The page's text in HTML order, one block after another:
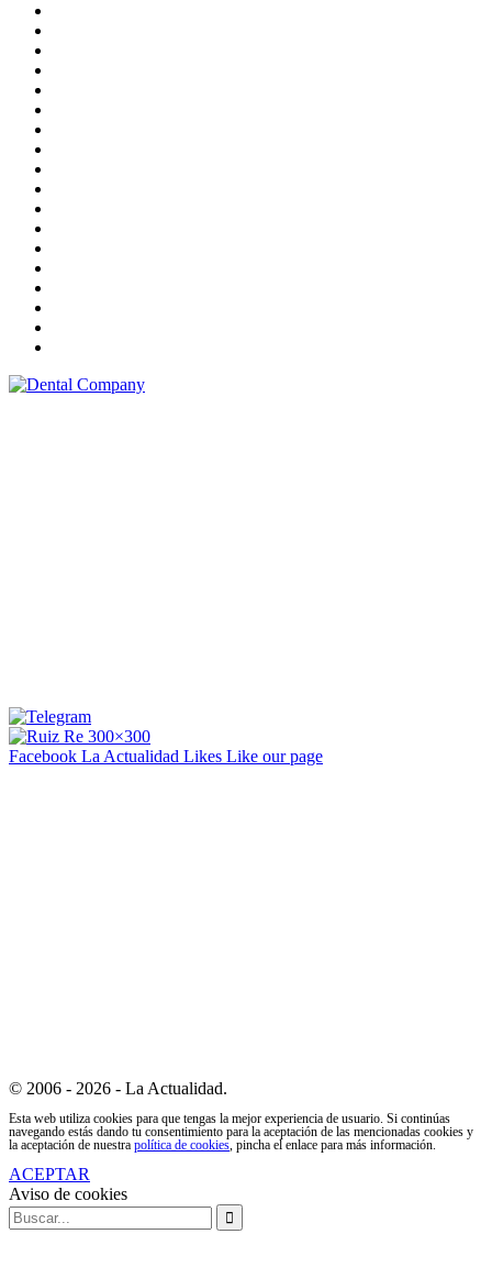
Facebook La Actualidad Likes Like our page
© 2006 - 2026 - La Actualidad.
Esta web utiliza cookies para que tengas la mejor experiencia de usuario. Si continúas
navegando estás dando tu consentimiento para la aceptación de las mencionadas cookies y
la aceptación de nuestra política de cookies, pincha el enlace para más información.
ACEPTAR
Aviso de cookies